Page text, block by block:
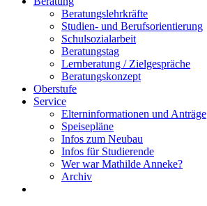
Beratungslehrkräfte
Studien- und Berufsorientierung
Schulsozialarbeit
Beratungstag
Lernberatung / Zielgespräche
Beratungskonzept
Oberstufe
Service
Elterninformationen und Anträge
Speisepläne
Infos zum Neubau
Infos für Studierende
Wer war Mathilde Anneke?
Archiv